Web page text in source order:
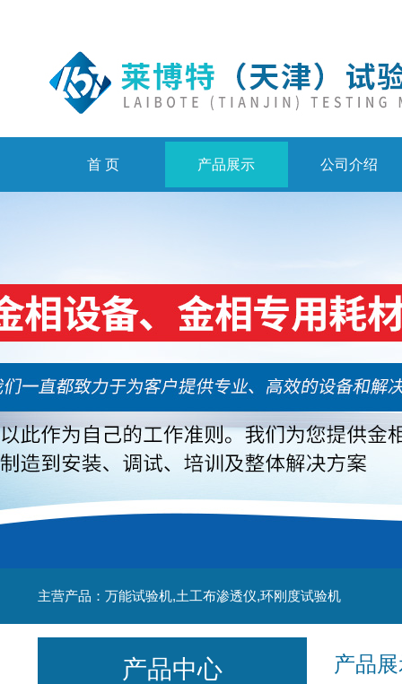
首 页 产品展示 公司介绍
主营产品：万能试验机,土工布渗透仪,环刚度试验机
产品
产品中心